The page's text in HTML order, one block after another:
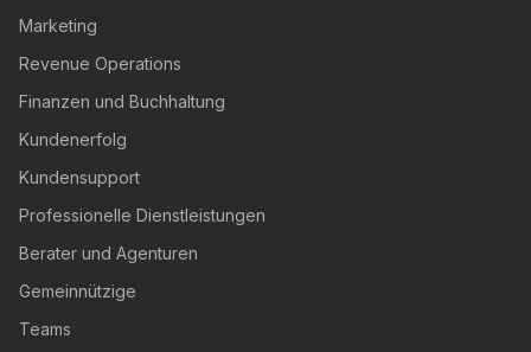
Marketing
Revenue Operations
Finanzen und Buchhaltung
Kundenerfolg
Kundensupport
Professionelle Dienstleistungen
Berater und Agenturen
Gemeinnützige
Teams